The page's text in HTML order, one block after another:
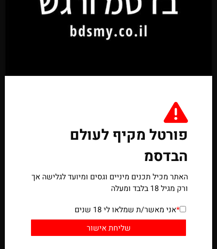
עבודות יד ואנשי מקצוע
כל התמונות באתר נקנו בשביל שימוש באתר.
חנויות בגדי פטיש
חנויות צעצועי בדס"מ
ספרים מומלצים על בדס"מ
פורטלים בדס"מים
חדרים להשכרה של בדס"מ
פורטל מקיף לעולם
הבדסמ
האתר מכיל תכנים מיניים וגסים ומיועד לגלישה אך
ורק מגיל 18 בלבד ומעלה
*אני מאשר/ת שמלאו לי 18 שנים